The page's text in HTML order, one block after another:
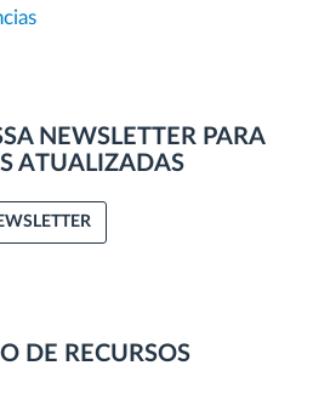
NEWSLETTER PARA
ATUALIZADAS
DE RECURSOS